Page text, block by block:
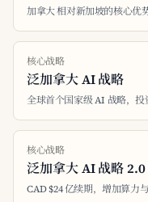
加拿大 相对新加坡的核心优
核心战略
泛加拿大 AI 战略
全球首个国家级 AI 战略，投
核心战略
泛加拿大 AI 战略 2.0
CAD $24 亿续期，增加算力